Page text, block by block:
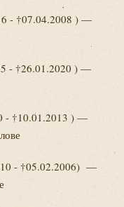
- †07.04.2008 ) —
- †26.01.2020 ) —
- †10.01.2013 ) —
- †05.02.2006) —